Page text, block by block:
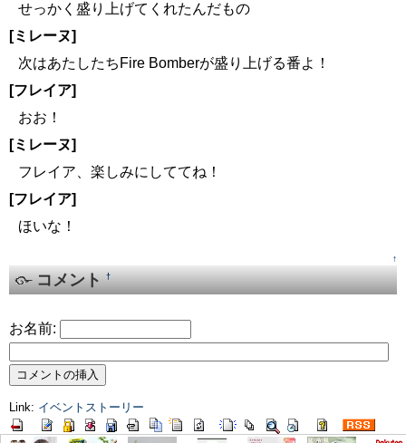
せっかく盛り上げてくれたんだもの
[ミレーヌ]
次はあたしたちFire Bomberが盛り上げる番よ！
[フレイア]
おお！
[ミレーヌ]
フレイア、楽しみにしててね！
[フレイア]
ほいな！
↑
コメント†
お名前:
Link: イベントストーリー